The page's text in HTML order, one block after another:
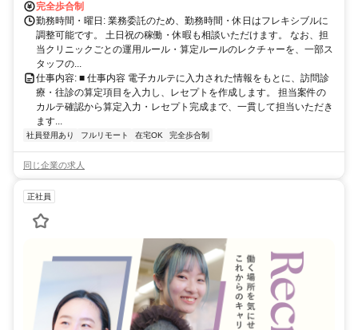
完全歩合制
勤務時間・曜日: 業務委託のため、勤務時間・休日はフレキシブルに
調整可能です。 土日祝の稼働・休暇も相談いただけます。 なお、担
当クリニックごとの運用ルール・算定ルールのレクチャーを、一部ス
タッフの...
仕事内容: ■ 仕事内容 電子カルテに入力された情報をもとに、訪問診
療・往診の算定項目を入力し、レセプトを作成します。 担当案件の
カルテ確認から算定入力・レセプト完成まで、一貫して担当いただき
ます...
社員登用あり フルリモート 在宅OK 完全歩合制
同じ企業の求人
正社員